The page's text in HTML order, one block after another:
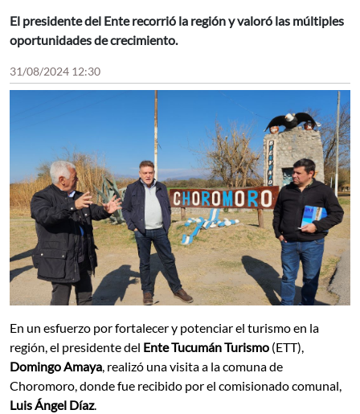
El presidente del Ente recorrió la región y valoró las múltiples
oportunidades de crecimiento.
31/08/2024 12:30
En un esfuerzo por fortalecer y potenciar el turismo en la
región, el presidente del Ente Tucumán Turismo (ETT),
Domingo Amaya, realizó una visita a la comuna de
Choromoro, donde fue recibido por el comisionado comunal,
Luis Ángel Díaz.